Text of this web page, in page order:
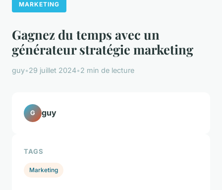
MARKETING
Gagnez du temps avec un
générateur stratégie marketing
guy•29 juillet 2024•2 min de lecture
G guy
TAGS
Marketing